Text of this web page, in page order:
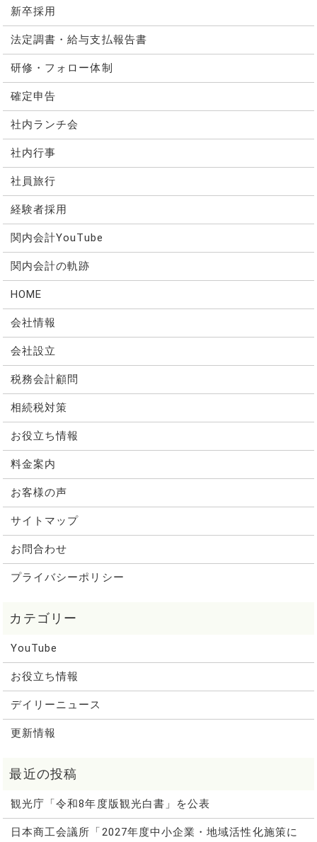
新卒採用
法定調書・給与支払報告書
研修・フォロー体制
確定申告
社内ランチ会
社内行事
社員旅行
経験者採用
関内会計YouTube
関内会計の軌跡
HOME
会社情報
会社設立
税務会計顧問
相続税対策
お役立ち情報
料金案内
お客様の声
サイトマップ
お問合わせ
プライバシーポリシー
YouTube
お役立ち情報
デイリーニュース
更新情報
観光庁「令和8年度版観光白書」を公表
日本商工会議所「2027年度中小企業・地域活性化施策に